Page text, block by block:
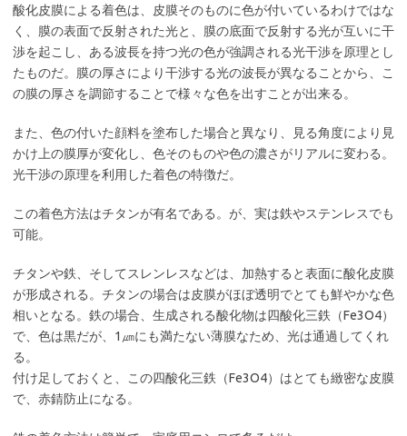
酸化皮膜による着色は、皮膜そのものに色が付いているわけではな
く、膜の表面で反射された光と、膜の底面で反射する光が互いに干
渉を起こし、ある波長を持つ光の色が強調される光干渉を原理とし
たものだ。膜の厚さにより干渉する光の波長が異なることから、こ
の膜の厚さを調節することで様々な色を出すことが出来る。
また、色の付いた顔料を塗布した場合と異なり、見る角度により見
かけ上の膜厚が変化し、色そのものや色の濃さがリアルに変わる。
光干渉の原理を利用した着色の特徴だ。
この着色方法はチタンが有名である。が、実は鉄やステンレスでも
可能。
チタンや鉄、そしてスレンレスなどは、加熱すると表面に酸化皮膜
が形成される。チタンの場合は皮膜がほぼ透明でとても鮮やかな色
相いとなる。鉄の場合、生成される酸化物は四酸化三鉄（Fe3O4）
で、色は黒だが、1㎛にも満たない薄膜なため、光は通過してくれ
る。
付け足しておくと、この四酸化三鉄（Fe3O4）はとても緻密な皮膜
で、赤錆防止になる。